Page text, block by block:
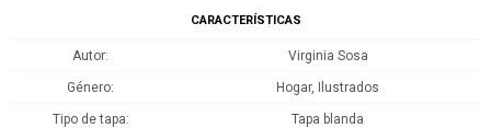
CARACTERÍSTICAS
Autor Virginia Sosa
Género Hogar, Ilustrados
Tipo de tapa Tapa blanda